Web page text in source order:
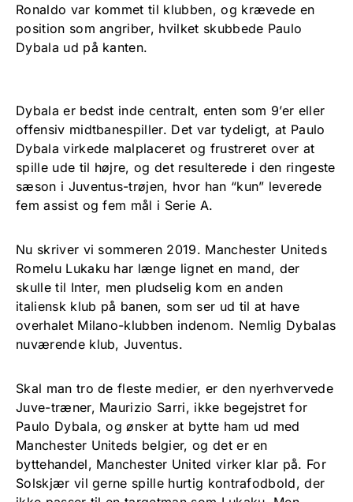
Ronaldo var kommet til klubben, og krævede en
position som angriber, hvilket skubbede Paulo
Dybala ud på kanten.
Dybala er bedst inde centralt, enten som 9’er eller
offensiv midtbanespiller. Det var tydeligt, at Paulo
Dybala virkede malplaceret og frustreret over at
spille ude til højre, og det resulterede i den ringeste
sæson i Juventus-trøjen, hvor han “kun” leverede
fem assist og fem mål i Serie A.
Nu skriver vi sommeren 2019. Manchester Uniteds
Romelu Lukaku har længe lignet en mand, der
skulle til Inter, men pludselig kom en anden
italiensk klub på banen, som ser ud til at have
overhalet Milano-klubben indenom. Nemlig Dybalas
nuværende klub, Juventus.
Skal man tro de fleste medier, er den nyerhvervede
Juve-træner, Maurizio Sarri, ikke begejstret for
Paulo Dybala, og ønsker at bytte ham ud med
Manchester Uniteds belgier, og det er en
byttehandel, Manchester United virker klar på. For
Solskjær vil gerne spille hurtig kontrafodbold, der